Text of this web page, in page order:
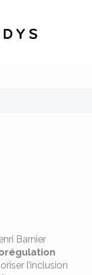
Barnier
l’inclusion